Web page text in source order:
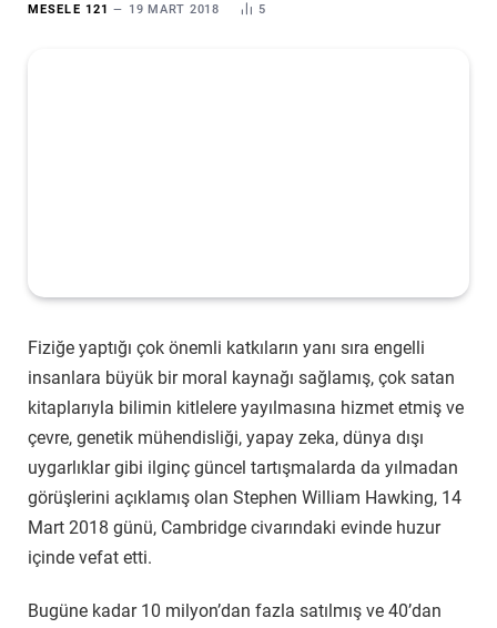
MESELE 121 19 MART 2018 5
Fiziğe yaptığı çok önemli katkıların yanı sıra engelli
insanlara büyük bir moral kaynağı sağlamış, çok satan
kitaplarıyla bilimin kitlelere yayılmasına hizmet etmiş ve
çevre, genetik mühendisliği, yapay zeka, dünya dışı
uygarlıklar gibi ilginç güncel tartışmalarda da yılmadan
görüşlerini açıklamış olan Stephen William Hawking, 14
Mart 2018 günü, Cambridge civarındaki evinde huzur
içinde vefat etti.
Bugüne kadar 10 milyon’dan fazla satılmış ve 40’dan